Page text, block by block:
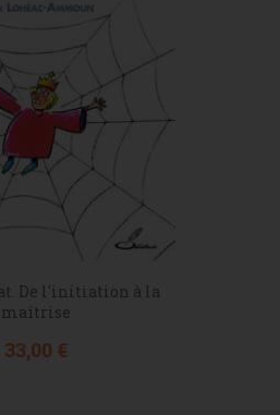
De l'initiation à la
maîtrise
Prix
33,00 €